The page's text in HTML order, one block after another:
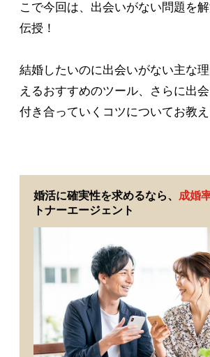
こで今回は、出会いがない問題を
伝授！
結婚したいのに出会いがない主な
えるおすすめのツール、さらに出
付き合っていくコツについてお教え
婚活に確実性を求めるなら、 成婚
トナーエージェント